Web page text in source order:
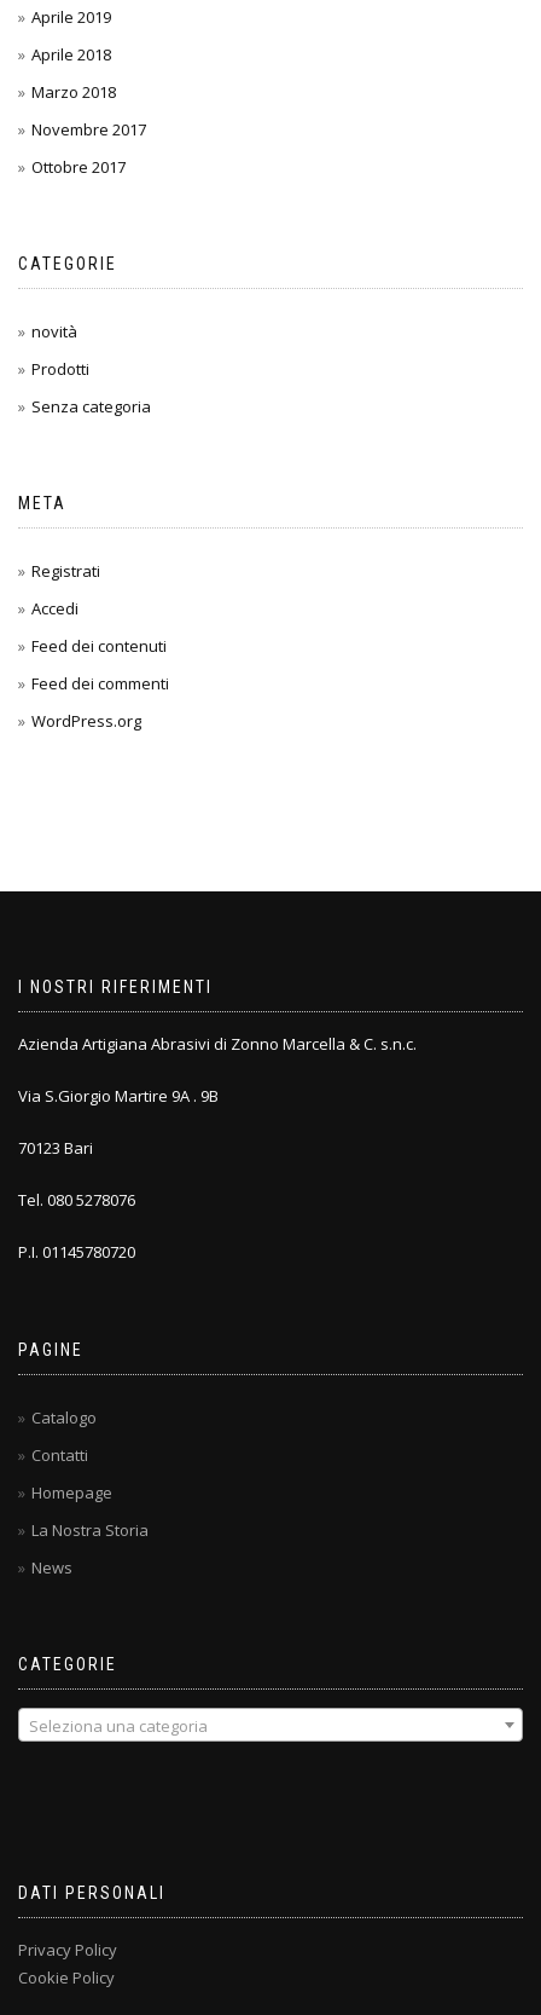
Aprile 2019
Aprile 2018
Marzo 2018
Novembre 2017
Ottobre 2017
CATEGORIE
novità
Prodotti
Senza categoria
META
Registrati
Accedi
Feed dei contenuti
Feed dei commenti
WordPress.org
I NOSTRI RIFERIMENTI
Azienda Artigiana Abrasivi di Zonno Marcella & C. s.n.c.
Via S.Giorgio Martire 9A . 9B
70123 Bari
Tel. 080 5278076
P.I. 01145780720
PAGINE
Catalogo
Contatti
Homepage
La Nostra Storia
News
CATEGORIE
Seleziona una categoria
DATI PERSONALI
Privacy Policy
Cookie Policy